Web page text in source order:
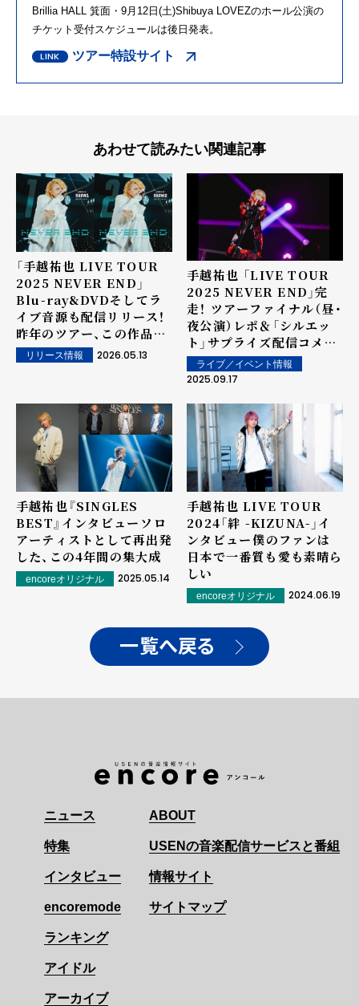
Brillia HALL 箕面・9月12日(土)Shibuya LOVEZのホール公演の
チケット受付スケジュールは後日発表。
ツアー特設サイト
あわせて読みたい関連記事
「手越祐也 LIVE TOUR
2025 NEVER END」
Blu-ray&DVDそしてラ
イブ音源も配信リリース！
昨年のツアー、この作品の
魅力、加えて本年度のツア
ーへの思いを語った
リリース情報 2026.05.13
手越祐也 「LIVE TOUR
2025 NEVER END」完
走！ ツアーファイナル（昼・
夜公演）レポ＆「シルエッ
ト」サプライズ配信コメン
ト到着！
ライブ／イベント情報
2025.09.17
手越祐也『SINGLES
BEST』インタビュー――ソロ
アーティストとして再出発
した、この4年間の集大成
encoreオリジナル 2025.05.14
手越祐也 LIVE TOUR
2024「絆 -KIZUNA-」イ
ンタビュー――僕のファンは
日本で一番質も愛も素晴ら
しい
encoreオリジナル 2024.06.19
一覧へ戻る
ニュース
特集
インタビュー
encoremode
ランキング
アイドル
アーカイブ
ABOUT
USENの音楽配信サービスと番組
情報サイト
サイトマップ